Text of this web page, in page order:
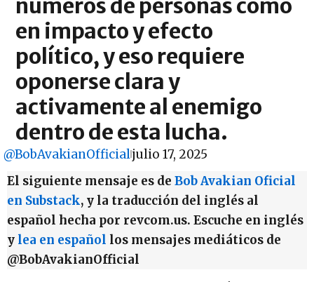
números de personas como
en impacto y efecto
político, y eso requiere
oponerse clara y
activamente al enemigo
dentro de esta lucha.
@BobAvakianOfficialjulio 17, 2025
El siguiente mensaje es de Bob Avakian Oficial
en Substack, y la traducción del inglés al
español hecha por revcom.us. Escuche en inglés
y lea en español los mensajes mediáticos de
@BobAvakianOfficial